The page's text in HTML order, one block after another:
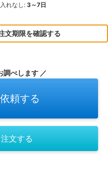
れなし: 3～7日
文期限を確認する
調べします ／
頼する
文する